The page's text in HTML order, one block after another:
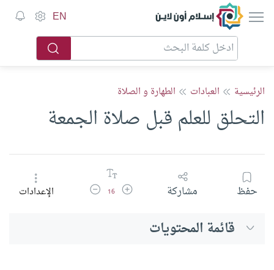
إسلام أون لاين EN
الرئيسية العبادات الطهارة و الصلاة
التحلق للعلم قبل صلاة الجمعة
حفظ مشاركة زيادة حجم الخط
16 تقليل حجم الخطالإعدادات
قائمة المحتويات